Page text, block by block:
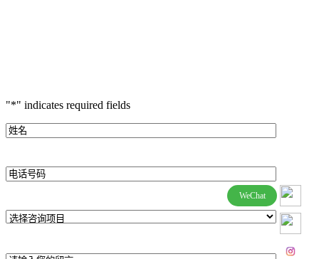
"*" indicates required fields
姓
电
号
码
选
咨
WeChat